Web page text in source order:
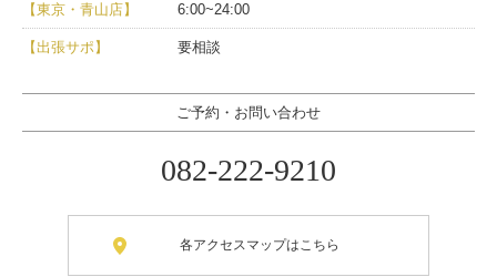
【東京・青山店】 6:00~24:00
【出張サポ】 要相談
ご予約・お問い合わせ
082-222-9210
各アクセスマップはこちら